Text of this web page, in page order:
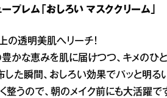
プレム「おしろい マスククリーム」
の透明美肌へリーチ！
かな恵みを肌に届けつつ、キメのひ
した瞬間、おしろい効果でパッと明る
整うので、朝のメイク前にも大活躍で